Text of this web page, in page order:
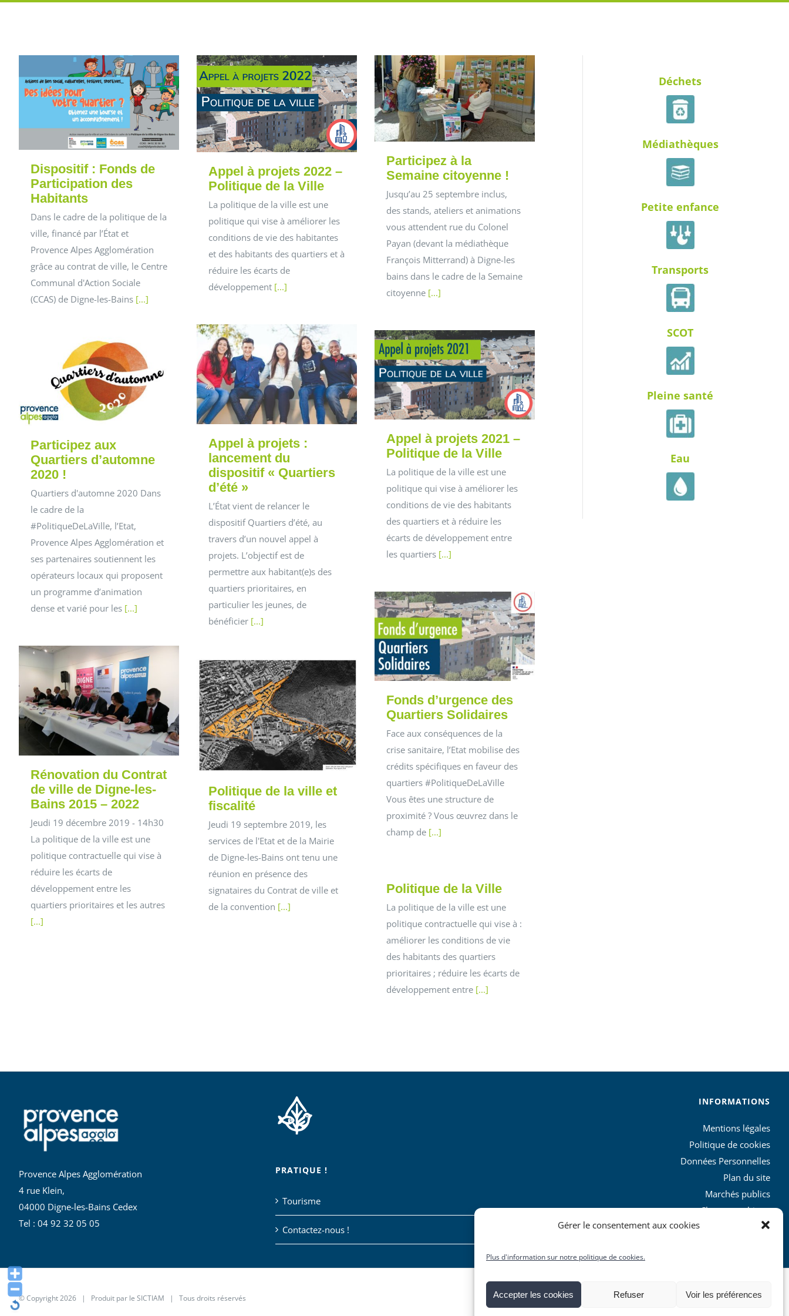
Gérer le consentement aux cookies
Plus d'information sur notre politique de cookies.
Accepter les cookies Refuser Voir les préférences
Dispositif : Fonds de
Participation des
Habitants
Dans le cadre de la politique de la
ville, financé par l’État et
Provence Alpes Agglomération
grâce au contrat de ville, le Centre
Communal d'Action Sociale
(CCAS) de Digne-les-Bains [...]
Appel à projets 2022 –
Politique de la Ville
La politique de la ville est une
politique qui vise à améliorer les
conditions de vie des habitantes
et des habitants des quartiers et à
réduire les écarts de
développement [...]
Participez à la
Semaine citoyenne !
Jusqu’au 25 septembre inclus,
des stands, ateliers et animations
vous attendent rue du Colonel
Payan (devant la médiathèque
François Mitterrand) à Digne-les
bains dans le cadre de la Semaine
citoyenne [...]
Appel à projets :
lancement du
dispositif « Quartiers
d’été »
L’État vient de relancer le
dispositif Quartiers d’été, au
travers d’un nouvel appel à
projets. L’objectif est de
permettre aux habitant(e)s des
quartiers prioritaires, en
particulier les jeunes, de
bénéficier [...]
Appel à projets 2021 –
Politique de la Ville
La politique de la ville est une
politique qui vise à améliorer les
conditions de vie des habitants
des quartiers et à réduire les
écarts de développement entre
les quartiers [...]
Participez aux
Quartiers d’automne
2020 !
Quartiers d'automne 2020 Dans
le cadre de la
#PolitiqueDeLaVille, l’Etat,
Provence Alpes Agglomération et
ses partenaires soutiennent les
opérateurs locaux qui proposent
un programme d’animation
dense et varié pour les [...]
Fonds d’urgence des
Quartiers Solidaires
Face aux conséquences de la
crise sanitaire, l’Etat mobilise des
crédits spécifiques en faveur des
quartiers #PolitiqueDeLaVille
Vous êtes une structure de
proximité ? Vous œuvrez dans le
champ de [...]
Rénovation du Contrat
de ville de Digne-les-
Bains 2015 – 2022
Jeudi 19 décembre 2019 - 14h30
La politique de la ville est une
politique contractuelle qui vise à
réduire les écarts de
développement entre les
quartiers prioritaires et les autres
[...]
Politique de la ville et
fiscalité
Jeudi 19 septembre 2019, les
services de l'Etat et de la Mairie
de Digne-les-Bains ont tenu une
réunion en présence des
signataires du Contrat de ville et
de la convention [...]
Politique de la Ville
La politique de la ville est une
politique contractuelle qui vise à :
améliorer les conditions de vie
des habitants des quartiers
prioritaires ; réduire les écarts de
développement entre [...]
Déchets
Médiathèques
Petite enfance
Transports
SCOT
Pleine santé
Eau
Provence Alpes Agglomération
4 rue Klein,
04000 Digne-les-Bains Cedex
Tel : 04 92 32 05 05
PRATIQUE !
Tourisme
Contactez-nous !
INFORMATIONS
Mentions légales
Politique de cookies
Données Personnelles
Plan du site
Marchés publics
Charte graphique
L’agglo recrute
© Copyright2026 | Produit par le SICTIAM | Tous droits réservés Facebook
X YouTubeInstagram